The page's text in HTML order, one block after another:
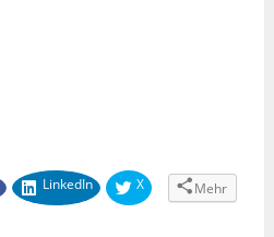
LinkedIn X Mehr